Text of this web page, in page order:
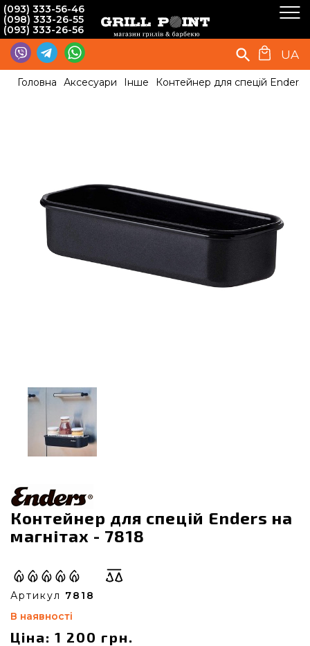
(093) 333-56-46
(098) 333-26-55
(093) 333-26-56
UA
Головна Аксесуари Інше Контейнер для спецій Enders
Контейнер для спецій Enders на
магнітах - 7818
Артикул 7818
В наявності
Ціна: 1 200 грн.